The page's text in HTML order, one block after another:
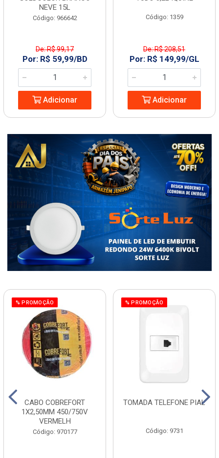
NEVE 15L
Código: 966642
De: R$ 99,17
Por: R$ 59,99/BD
Adicionar
Código: 1359
De: R$ 208,51
Por: R$ 149,99/GL
Adicionar
% PROMOÇÃO
CABO COBREFORT
1X2,50MM 450/750V
VERMELH
Código: 970177
% PROMOÇÃO
TOMADA TELEFONE PIAL
Código: 9731